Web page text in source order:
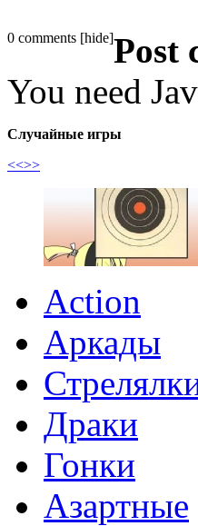
0 comments [hide]Post
You need
Случайные игры
<<>>
Action
Аркады
Драки
Гонки
Азартные